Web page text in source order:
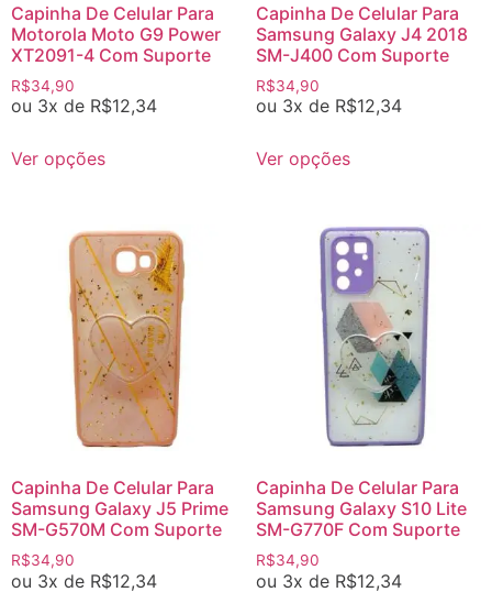
Capinha De Celular Para
Motorola Moto G9 Power
XT2091-4 Com Suporte
R$34,90
ou 3x de R$12,34
Ver opções
Capinha De Celular Para
Samsung Galaxy J4 2018
SM-J400 Com Suporte
R$34,90
ou 3x de R$12,34
Ver opções
Capinha De Celular Para
Samsung Galaxy J5 Prime
SM-G570M Com Suporte
R$34,90
ou 3x de R$12,34
Capinha De Celular Para
Samsung Galaxy S10 Lite
SM-G770F Com Suporte
R$34,90
ou 3x de R$12,34